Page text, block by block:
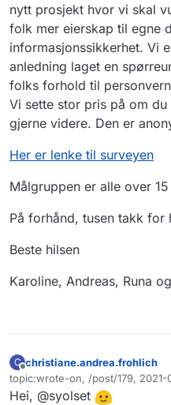
nytt prosjekt hvor vi skal
folk mer eierskap til egne
informasjonssikkerhet. Vi
anledning laget en
folks forhold til
Vi sette stor pris på om
gjerne videre. Den er
Her er lenke til surveyen
Målgruppen er alle over 15
På forhånd, tusen takk for
Beste hilsen
Karoline, Andreas, Runa
C
Frakoblet
christiane.andrea.frohlich
topic:wrote-on, /post/179, 2021-
Sist endret av
Hei, @syolset